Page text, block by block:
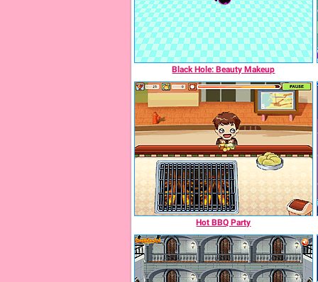
Black Hole: Beauty Makeup
Hot BBQ Party